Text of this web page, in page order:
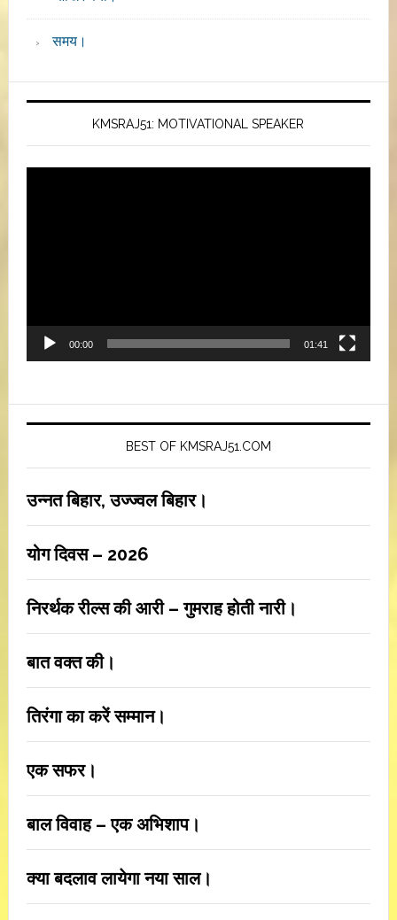
समय।
KMSRAJ51: MOTIVATIONAL SPEAKER
00:00 01:41
BEST OF KMSRAJ51.COM
उन्नत बिहार, उज्ज्वल बिहार।
योग दिवस – 2026
निरर्थक रील्स की आरी – गुमराह होती नारी।
बात वक्त की।
तिरंगा का करें सम्मान।
एक सफर।
बाल विवाह – एक अभिशाप।
क्या बदलाव लायेगा नया साल।